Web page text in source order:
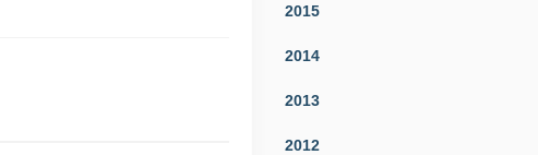
2015
2014
2013
2012